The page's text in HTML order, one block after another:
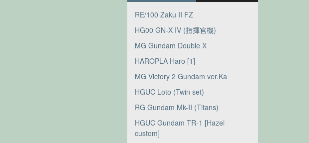
RE/100 Zaku II FZ
HG00 GN-X IV (指揮官機)
MG Gundam Double X
HAROPLA Haro [1]
MG Victory 2 Gundam ver.Ka
HGUC Loto (Twin set)
RG Gundam Mk-II (Titans)
HGUC Gundam TR-1 [Hazel
custom]